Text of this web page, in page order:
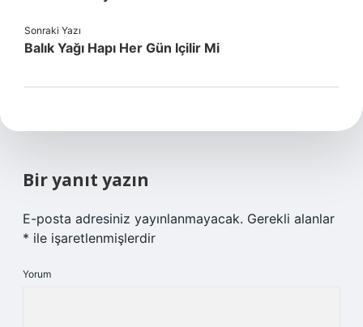
Sonraki Yazı
Balık Yağı Hapı Her Gün Içilir Mi
Bir yanıt yazın
E-posta adresiniz yayınlanmayacak. Gerekli alanlar
* ile işaretlenmişlerdir
Yorum